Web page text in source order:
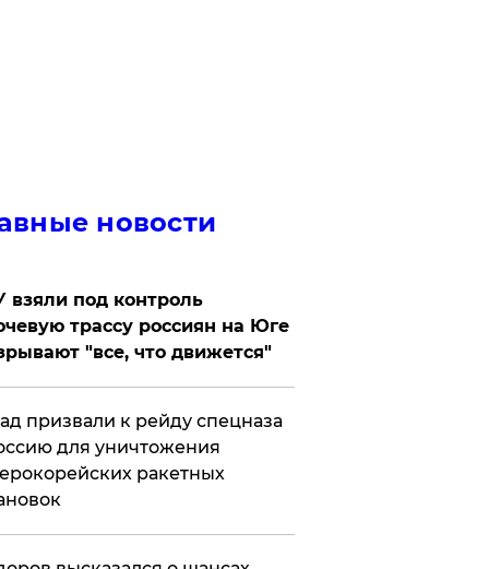
новости
взяли под контроль
трассу россиян на Юге
"все, что движется"
призвали к рейду спецназа
для уничтожения
ракетных